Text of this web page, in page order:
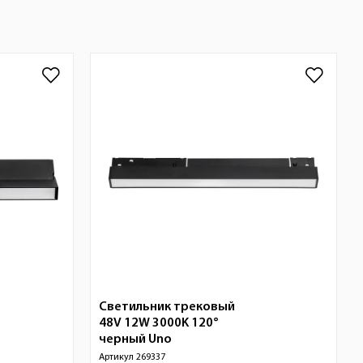
Светильник трековый
48V 12W 3000K 120°
черный Uno
Артикул 269337